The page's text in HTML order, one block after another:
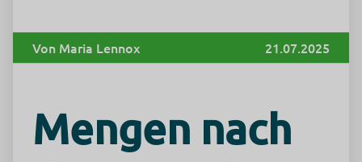
Von Maria Lennox 21.07.2025
Mengen nach